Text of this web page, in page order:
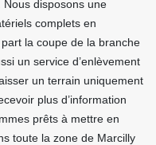
Nous disposons une
complets en
part la coupe de la branche
un service d’enlèvement
un terrain uniquement
plus d’information
prêts à mettre en
toute la zone de Marcilly